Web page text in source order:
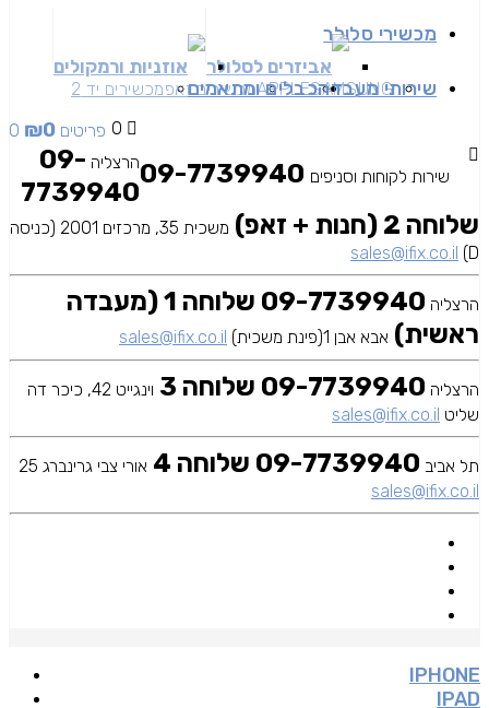
אביזרים לסלולר אוזניות ורמקולים
מכשירי סלולר
SAMSUNG
APPLEמכשירים זאפמכשירים יד 2 שירותי מעבדהכבלים ומתאמים
0 0 פריטים ₪0
שירות לקוחות וסניפים
הרצליה 09-
7739940
שלוחה 2 (חנות + זאפ)
משכית 35, מרכזים 2001 (כניסה
D)
sales@ifix.co.il
הרצליה
09-7739940 שלוחה 1 (מעבדה
ראשית) אבא אבן 1(פינת משכית) sales@ifix.co.il
הרצליה 09-7739940 שלוחה 3
וינגייט 42, כיכר דה
שליט sales@ifix.co.il
תל אביב 09-7739940 שלוחה 4
אורי צבי גרינברג 25
sales@ifix.co.il
IPHONE
IPAD